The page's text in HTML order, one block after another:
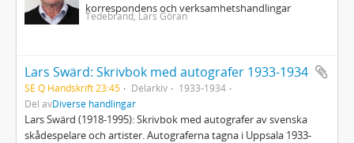
korrespondens och verksamhetshandlingar
Tedebrand, Lars Göran
Lars Swärd: Skrivbok med autografer 1933-1934
SE Q Handskrift 23:45 Delarkiv
1933-1934
Del avDiverse handlingar
Lars Swärd (1918-1995): Skrivbok med autografer av svenska
skådespelare och artister. Autograferna tagna i Uppsala 1933-